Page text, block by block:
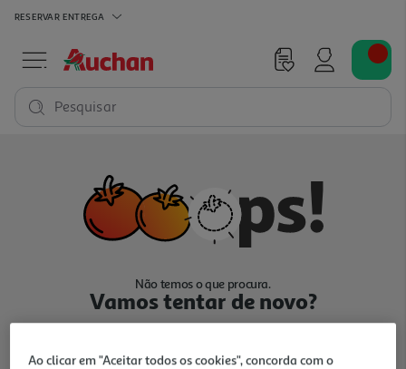
RESERVAR ENTREGA
Pesquisar
Não temos o que procura.
Vamos tentar de novo?
Ao clicar em "Aceitar todos os cookies", concorda com o